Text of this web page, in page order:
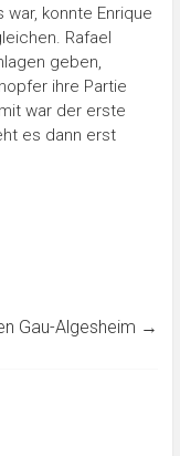
konnte Enrique
Rafael
geben,
ihre Partie
war der erste
es dann erst
Gau-Algesheim →